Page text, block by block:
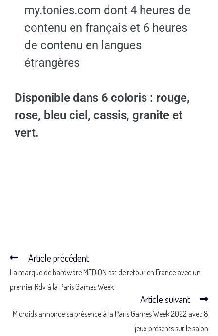
my.tonies.com dont 4 heures de
contenu en français et 6 heures
de contenu en langues
étrangères
Disponible dans 6 coloris : rouge,
rose, bleu ciel, cassis, granite et
vert.
Article précédent
La marque de hardware MEDION est de retour en France avec un
premier Rdv à la Paris Games Week
Article suivant
Microids annonce sa présence à la Paris Games Week 2022 avec 8
jeux présents sur le salon